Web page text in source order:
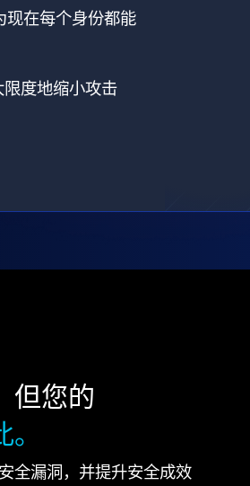
现在每个身份都能
度地缩小攻击
但您的
全漏洞，并提升安全成效